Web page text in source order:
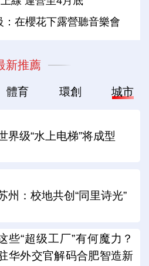
在櫻花下露營聽音樂會
新推薦
體育 環創 城市
界级“水上电梯”将成型
州：校地共创“同里诗光”
些“超级工厂”有何魔力？
华外交官解码合肥智造新